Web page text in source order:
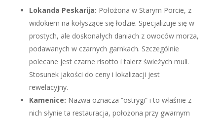
Lokanda Peskarija: Położona w Starym Porcie, z
widokiem na kołyszące się łodzie. Specjalizuje się w
prostych, ale doskonałych daniach z owoców morza,
podawanych w czarnych garnkach. Szczególnie
polecane jest czarne risotto i talerz świeżych muli.
Stosunek jakości do ceny i lokalizacji jest
rewelacyjny.
Kamenice: Nazwa oznacza “ostrygi” i to właśnie z
nich słynie ta restauracja, położona przy gwarnym